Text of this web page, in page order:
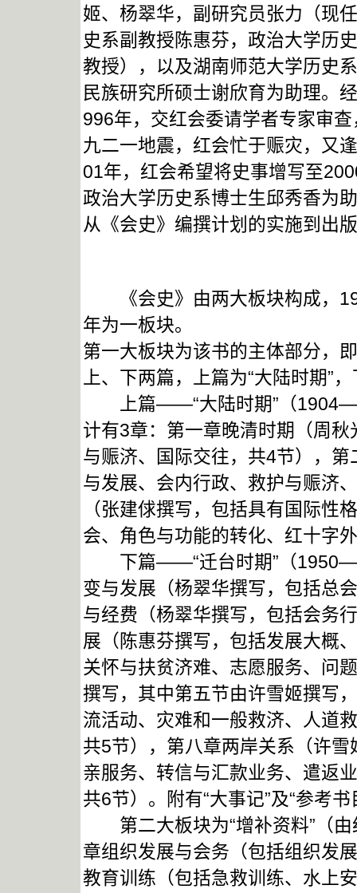
姬、杨翠华，副研究员张力（现
史系副教授陈惠芬，政治大学历
教授），以及湖南师范大学历史
民族研究所硕士谢欣育为助理。
996年，交红会委请学者专家审
九二一地震，红会忙于赈灾，又
01年，红会希望将史事增写至
政治大学历史系博士生邱秀香为
从《会史》编撰计划的实施到出
《会史》由两大板块构成，
年为一板块。
第一大板块为该书的主体部分，
上、下两篇，上篇为“大陆时期”
上篇——“大陆时期”（
计有3章：第一章晚清时期（周
与赈济、国际交往，共4节），
与发展、会内行政、救护与赈济
（张建俅撰写，包括具有国际性
会、角色与功能的转化、红十字
下篇——“迁台时期”（
变与发展（杨翠华撰写，包括总
与经费（杨翠华撰写，包括会务
展（陈惠芬撰写，包括发展大概
关怀与扶贫济难、志愿服务、问
撰写，其中第五节由许雪姬撰写
流活动、灾难和一般救济、人道
共5节），第八章两岸关系（许
亲服务、转信与汇款业务、遣返
共6节）。附有“大事记”及“参考
第二大板块为“增补资料”（由
章组织发展与会务（包括组织发
教育训练（包括急救训练、水上